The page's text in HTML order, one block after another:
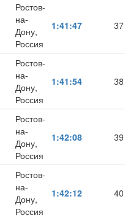
Ростов-
на-
Дону,
Россия
1:41:47 37
Ростов-
на-
Дону,
Россия
1:41:54 38
Ростов-
на-
Дону,
Россия
1:42:08 39
Ростов-
на-
Дону,
Россия
1:42:12 40